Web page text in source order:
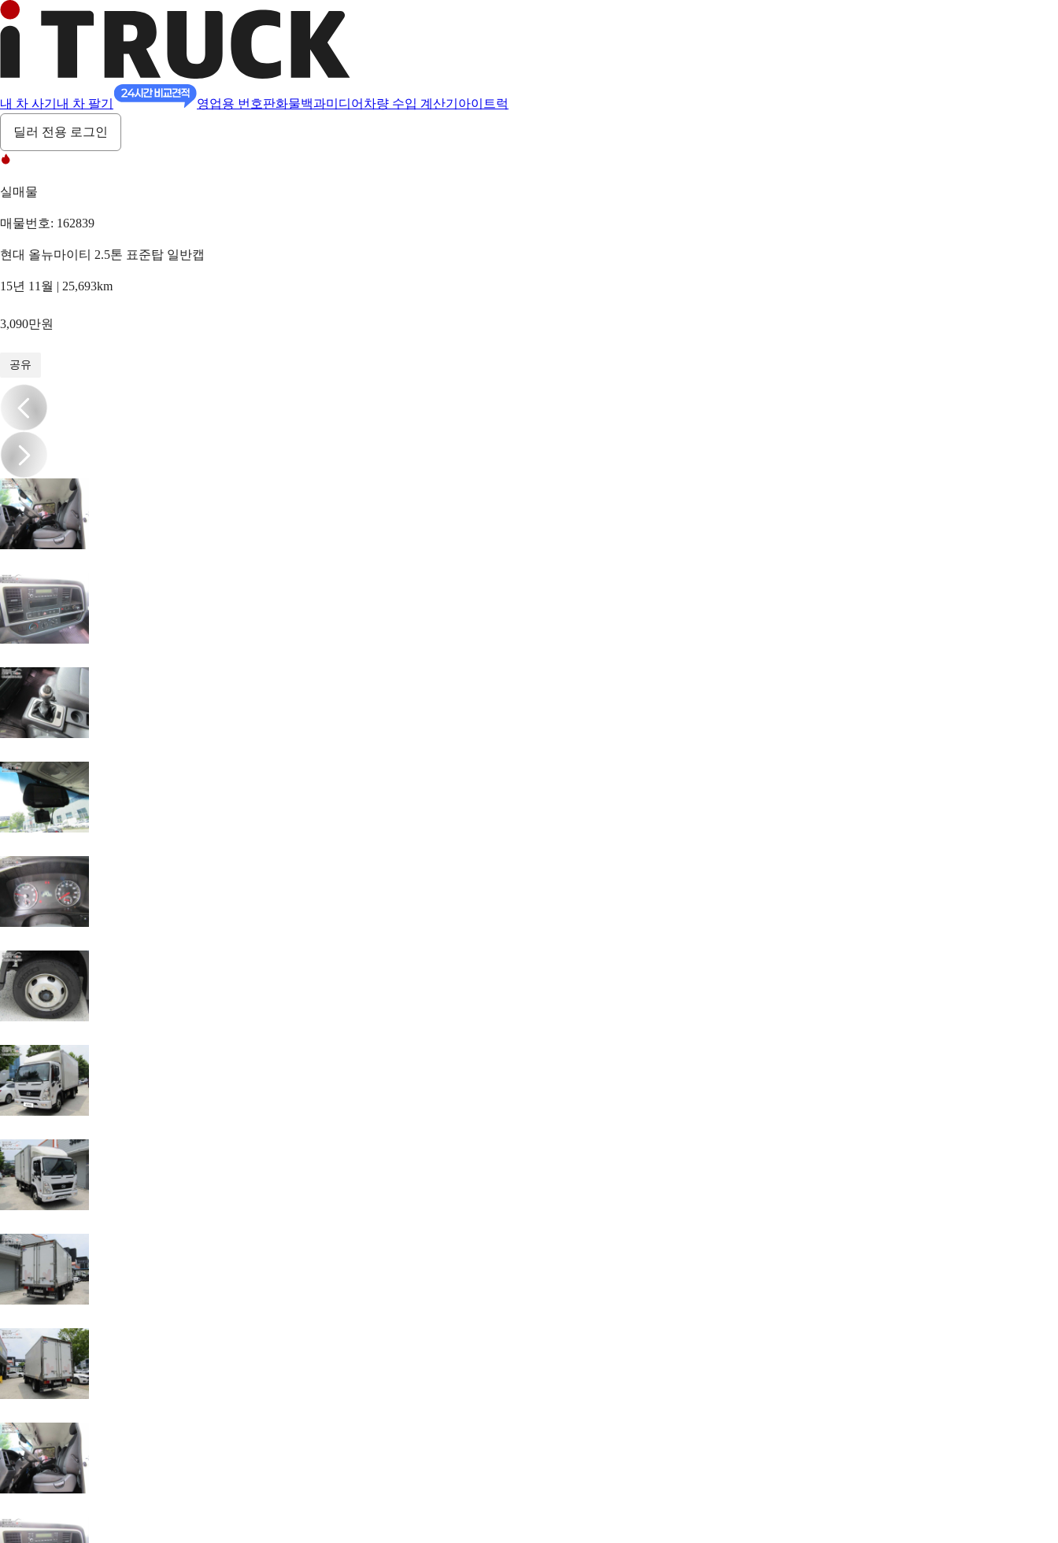
내 차 사기 내 차 팔기 영업용 번호판화물백과미디어 차량 수입 계산기 아이트럭
딜러 전용 로그인
실매물
매물번호: 162839
현대 올뉴마이티 2.5톤 표준탑 일반캡
15년 11월 | 25,693km
3,090만원
공유
/10